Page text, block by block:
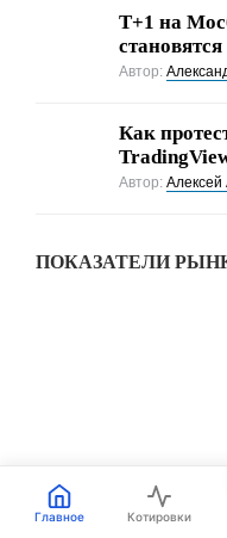
Т+1 на
Автор:
Как
Автор:Алексей
ПОКАЗАТЕЛИ
Главное Котировки